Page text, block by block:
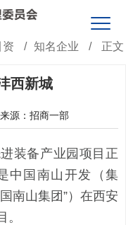
资 / 知名企业 / 正文
西新城
来源：招商一部
装备产业园项目正
中国南山开发（集
南山集团”）在西安